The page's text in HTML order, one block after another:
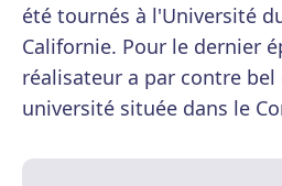
été tournés à l'Université
Californie. Pour le dernier
réalisateur a par contre
université située dans le